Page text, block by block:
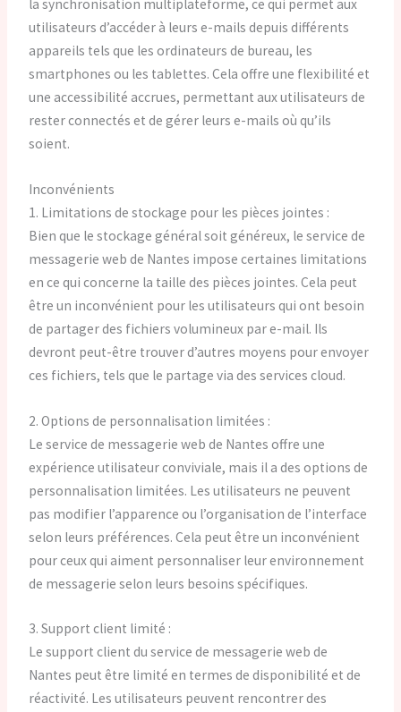
la synchronisation multiplateforme, ce qui permet aux
utilisateurs d’accéder à leurs e-mails depuis différents
appareils tels que les ordinateurs de bureau, les
smartphones ou les tablettes. Cela offre une flexibilité et
une accessibilité accrues, permettant aux utilisateurs de
rester connectés et de gérer leurs e-mails où qu’ils
soient.
Inconvénients
1. Limitations de stockage pour les pièces jointes :
Bien que le stockage général soit généreux, le service de
messagerie web de Nantes impose certaines limitations
en ce qui concerne la taille des pièces jointes. Cela peut
être un inconvénient pour les utilisateurs qui ont besoin
de partager des fichiers volumineux par e-mail. Ils
devront peut-être trouver d’autres moyens pour envoyer
ces fichiers, tels que le partage via des services cloud.
2. Options de personnalisation limitées :
Le service de messagerie web de Nantes offre une
expérience utilisateur conviviale, mais il a des options de
personnalisation limitées. Les utilisateurs ne peuvent
pas modifier l’apparence ou l’organisation de l’interface
selon leurs préférences. Cela peut être un inconvénient
pour ceux qui aiment personnaliser leur environnement
de messagerie selon leurs besoins spécifiques.
3. Support client limité :
Le support client du service de messagerie web de
Nantes peut être limité en termes de disponibilité et de
réactivité. Les utilisateurs peuvent rencontrer des